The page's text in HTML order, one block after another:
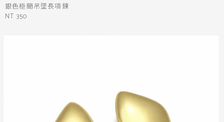
銀色極簡吊墜長項鍊
NT 350